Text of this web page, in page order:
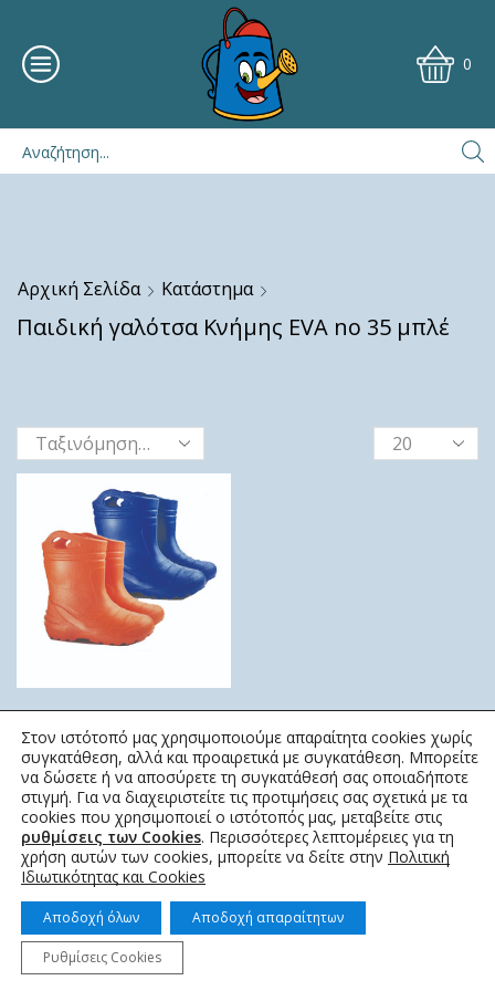
0
Αρχική Σελίδα Κατάστημα
Παιδική γαλότσα Κνήμης EVA no 35 μπλέ
Παιδική Γαλότσα Κνήμης
EVA 051
KOLMAX
18,90€
© 2022 topotistiraki.gr | Powered by idcs
Στον ιστότοπό μας χρησιμοποιούμε απαραίτητα cookies χωρίς
συγκατάθεση, αλλά και προαιρετικά με συγκατάθεση. Μπορείτε
να δώσετε ή να αποσύρετε τη συγκατάθεσή σας οποιαδήποτε
στιγμή. Για να διαχειριστείτε τις προτιμήσεις σας σχετικά με τα
cookies που χρησιμοποιεί ο ιστότοπός μας, μεταβείτε στις
ρυθμίσεις των Cookies. Περισσότερες λεπτομέρειες για τη
χρήση αυτών των cookies, μπορείτε να δείτε στην Πολιτική
Ιδιωτικότητας και Cookies
Αποδοχή όλων Αποδοχή απαραίτητων
Ρυθμίσεις Cookies